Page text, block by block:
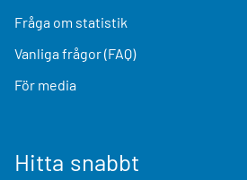
Fråga om statistik
Vanliga frågor (FAQ)
För media
Hitta snabbt